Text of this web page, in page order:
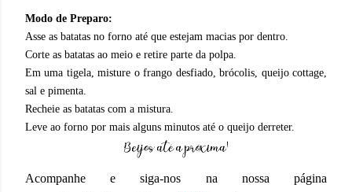
Modo de Preparo:
Asse as batatas no forno até que estejam macias por dentro.
Corte as batatas ao meio e retire parte da polpa.
Em uma tigela, misture o frango desfiado, brócolis, queijo cottage,
sal e pimenta.
Recheie as batatas com a mistura.
Leve ao forno por mais alguns minutos até o queijo derreter.
Acompanhe e siga-nos na nossa página